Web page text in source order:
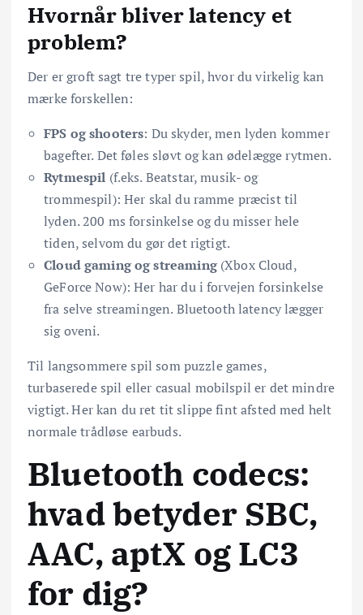
Hvornår bliver latency et
problem?
Der er groft sagt tre typer spil, hvor du virkelig kan
mærke forskellen:
FPS og shooters: Du skyder, men lyden kommer
bagefter. Det føles sløvt og kan ødelægge rytmen.
Rytmespil (f.eks. Beatstar, musik- og
trommespil): Her skal du ramme præcist til
lyden. 200 ms forsinkelse og du misser hele
tiden, selvom du gør det rigtigt.
Cloud gaming og streaming(Xbox Cloud,
GeForce Now): Her har du i forvejen forsinkelse
fra selve streamingen. Bluetooth latency lægger
sig oveni.
Til langsommere spil som puzzle games,
turbaserede spil eller casual mobilspil er det mindre
vigtigt. Her kan du ret tit slippe fint afsted med helt
normale trådløse earbuds.
Bluetooth codecs:
hvad betyder SBC,
AAC, aptX og LC3
for dig?